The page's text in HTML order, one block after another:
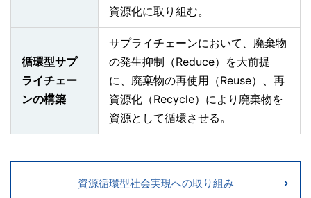
資源化に取り組む。
循環型サプ
ライチェー
ンの構築
サプライチェーンにおいて、廃棄物
の発生抑制（Reduce）を大前提
に、廃棄物の再使用（Reuse）、再
資源化（Recycle）により廃棄物を
資源として循環させる。
資源循環型社会実現への取り組み